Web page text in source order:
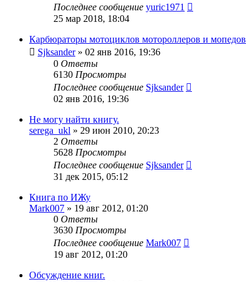
Последнее сообщение yuric1971
25 мар 2018, 18:04
Карбюраторы мотоциклов мотороллеров и мопедов
Sjksander» 02 янв 2016, 19:36
0 Ответы
6130 Просмотры
Последнее сообщение Sjksander
02 янв 2016, 19:36
Не могу найти книгу.
serega_ukl » 29 июн 2010, 20:23
2 Ответы
5628 Просмотры
Последнее сообщение Sjksander
31 дек 2015, 05:12
Книга по ИЖу
Mark007 » 19 авг 2012, 01:20
0 Ответы
3630 Просмотры
Последнее сообщение Mark007
19 авг 2012, 01:20
Обсуждение книг.